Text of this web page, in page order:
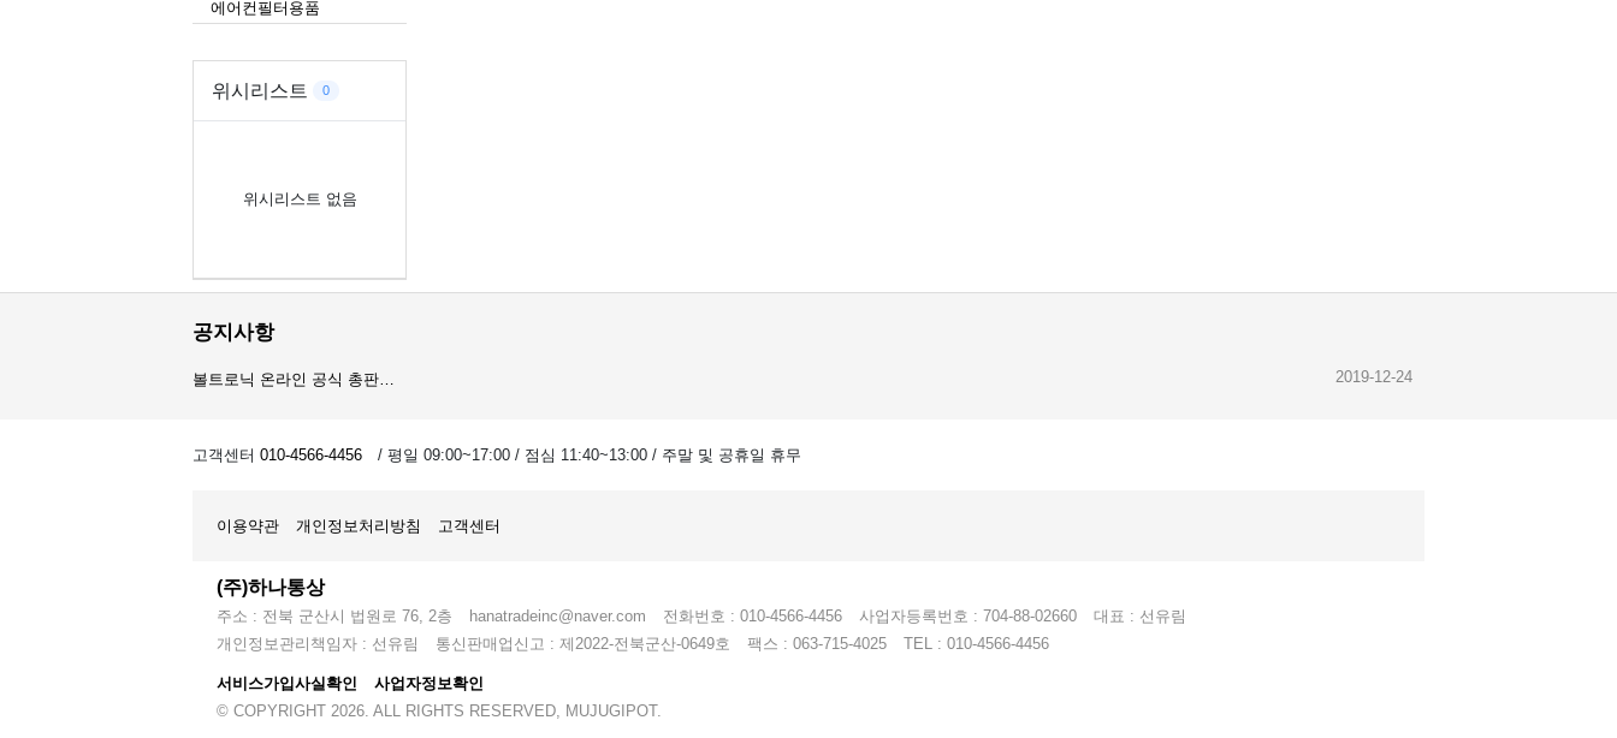
에어컨필터용품
위시리스트 0
위시리스트 없음
공지사항
볼트로닉 온라인 공식 총판… 2019-12-24
고객센터 010-4566-4456 / 평일 09:00~17:00 / 점심 11:40~13:00 / 주말 및 공휴일 휴무
이용약관 개인정보처리방침 고객센터
(주)하나통상
주소 : 전북 군산시 법원로 76, 2층 hanatradeinc@naver.com 전화번호 : 010-4566-4456 사업자등록번호 : 704-88-02660
대표 : 선유림
개인정보관리책임자 : 선유림
통신판매업신고 : 제2022-전북군산-0649호 팩스 : 063-715-4025 TEL : 010-4566-4456
서비스가입사실확인
사업자정보확인
© COPYRIGHT 2026. ALL RIGHTS RESERVED, MUJUGIPOT.